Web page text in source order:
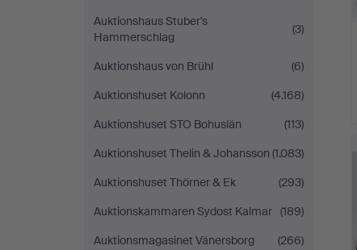
Auktionshaus Stuber's
Hammerschlag
(3)
Auktionshaus von Brühl
(6)
Auktionshuset Kolonn
(4.168)
Auktionshuset STO Bohuslän
(113)
Auktionshuset Thelin & Johansson (1.083)
Auktionshuset Thörner & Ek
(293)
Auktionskammaren Sydost Kalmar (189)
Auktionsmagasinet Vänersborg
(266)